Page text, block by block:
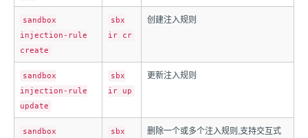
sandbox
injection-rule
create
sbx
ir cr
创建注入规则
sandbox
injection-rule
update
sbx
ir up
更新注入规则
sandbox
sbx
删除一个或多个注入规则,支持交互式